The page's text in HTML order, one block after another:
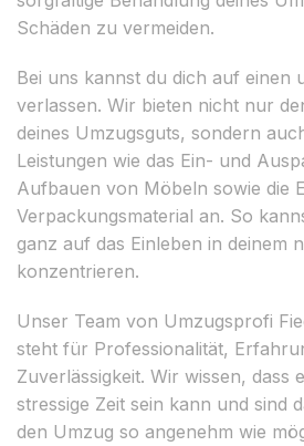
Schäden zu vermeiden.
Bei uns kannst du dich auf einen
verlassen. Wir bieten nicht nur
deines Umzugsguts, sondern
Leistungen wie das Ein- und
Aufbauen von Möbeln sowie die
Verpackungsmaterial an. So
ganz auf das Einleben in deinem
konzentrieren.
Unser Team von Umzugsprofi
steht für Professionalität,
Zuverlässigkeit. Wir wissen, dass
stressige Zeit sein kann und sind
den Umzug so angenehm wie